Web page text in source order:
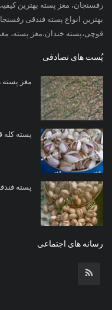
رفسنجان، مغز پسته بهترین
بهترین انواع پسته فندقی
قوچی،پسته خندان،مغز پسته،
پُست های تصادفی
مغز
پسته کله
پسته
رسانه های اجتماعی